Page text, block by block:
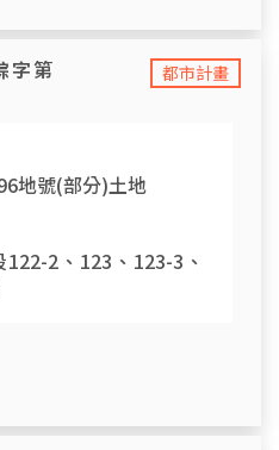
都市計畫
字第
地號(部分)土地
2、123、123-3、